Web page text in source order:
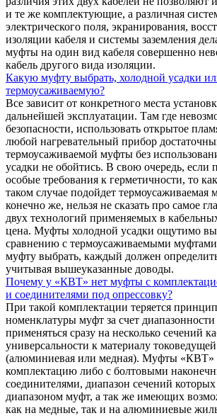
и те же комплектующие, а различная
электрического поля, экранирования,
изоляции кабеля и системы заземления
муфты на один вид кабеля совершенно
кабель другого вида изоляции.
Какую муфту выбрать, холодной усадки
термоусаживаемую?
Все зависит от конкретного места
дальнейшей эксплуатации. Там где
безопасности, использовать открытое
любой нагревательный прибор
термоусаживаемой муфты без
усадки не обойтись. В свою очередь, если
особые требования к герметичности, то
таком случае подойдет термоусаживаемая
конечно же, нельзя не сказать про самое
двух технологий применяемых в
цена. Муфты холодной усадки ощутимо
сравнению с термоусаживаемыми
муфту выбрать, каждый должен
учитывая вышеуказанные доводы.
Почему у «КВТ» нет муфты с
и соединителями под опрессовку?
При такой комплектации теряется
номенклатуры муфт за счет
применяться сразу на несколько сечений
универсальности к материалу
(алюминиевая или медная). Муфты
комплектацию либо с болтовыми
соединителями, диапазон сечений которых
диапазоном муфт, а так же имеющих
как на медные, так и на алюминиевые